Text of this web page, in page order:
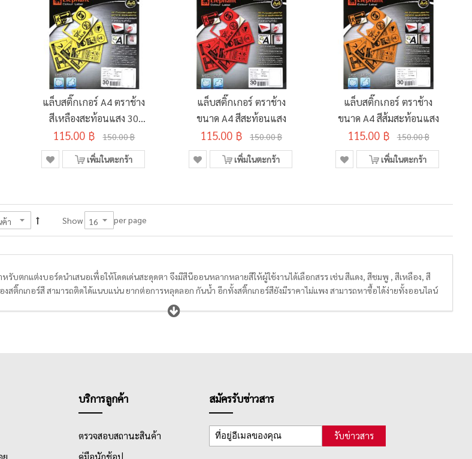
แล็บสติ๊กเกอร์ A4 ตราช้าง
สีเหลืองสะท้อนแสง 30
แผ่น
115.00 ฿ 150.00 ฿
เพิ่มในตะกร้า
แล็บสติ๊กเกอร์ ตราช้าง
ขนาด A4 สีสะท้อนแสง
115.00 ฿ 150.00 ฿
เพิ่มในตะกร้า
แล็บสติ๊กเกอร์ ตราช้าง
ขนาด A4 สีส้มสะท้อนแสง
115.00 ฿ 150.00 ฿
เพิ่มในตะกร้า
Show per page
รับตกแต่งบอร์ดนำเสนอเพื่อให้โดดเด่นสะดุดตา จึงมีสีนีออนหลากหลายสีให้ผู้ใช้งานได้เลือกสรร เช่น สีแดง, สีชมพู , สีเหลือง, สี
งสติ๊กเกอร์สี สามารถติดได้แนบแน่น ยากต่อการหลุดลอก กันน้ำ อีกทั้งสติ๊กเกอร์สียังมีราคาไม่แพง สามารถหาซื้อได้ง่ายทั้งออนไลน์
บริการลูกค้า
ตรวจสอบสถานะสินค้า
คู่มือนักช้อป
สมัครรับข่าวสาร
รับข่าวสาร